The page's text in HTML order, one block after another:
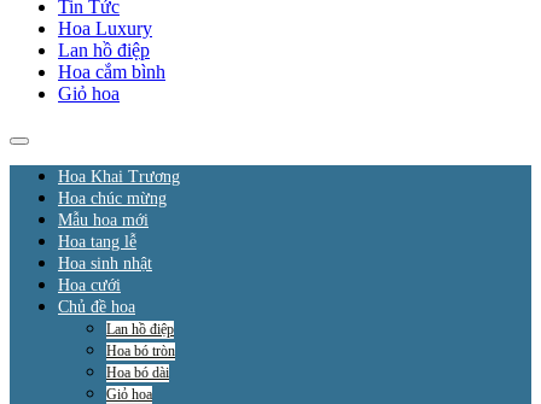
Tin Tức
Hoa Luxury
Lan hồ điệp
Hoa cắm bình
Giỏ hoa
Hoa Khai Trương
Hoa chúc mừng
Mẫu hoa mới
Hoa tang lễ
Hoa sinh nhật
Hoa cưới
Chủ đề hoa
Lan hồ điệp
Hoa bó tròn
Hoa bó dài
Giỏ hoa